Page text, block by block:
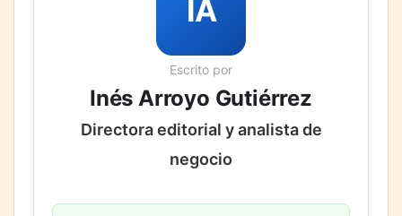
IA
Escrito por
Inés Arroyo Gutiérrez
Directora editorial y analista de
negocio